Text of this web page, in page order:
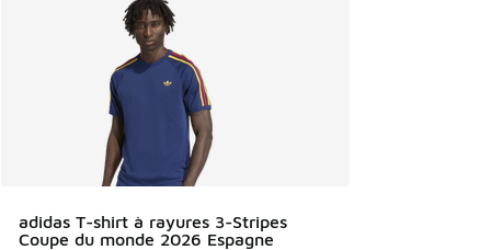
adidas T-shirt à rayures 3-Stripes
Coupe du monde 2026 Espagne